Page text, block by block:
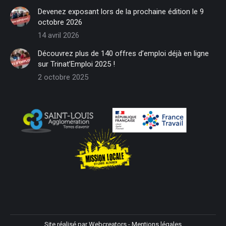
in
new
window
new
window
in
new
window
in
new
window
in
new
window
in
Devenez exposant lors de la prochaine édition le 9
octobre 2026
14 avril 2026
Découvrez plus de 140 offres d’emploi déjà en ligne
sur Trinat’Emploi 2025 !
2 octobre 2025
Site réalisé parWebcreators - Mentions légales